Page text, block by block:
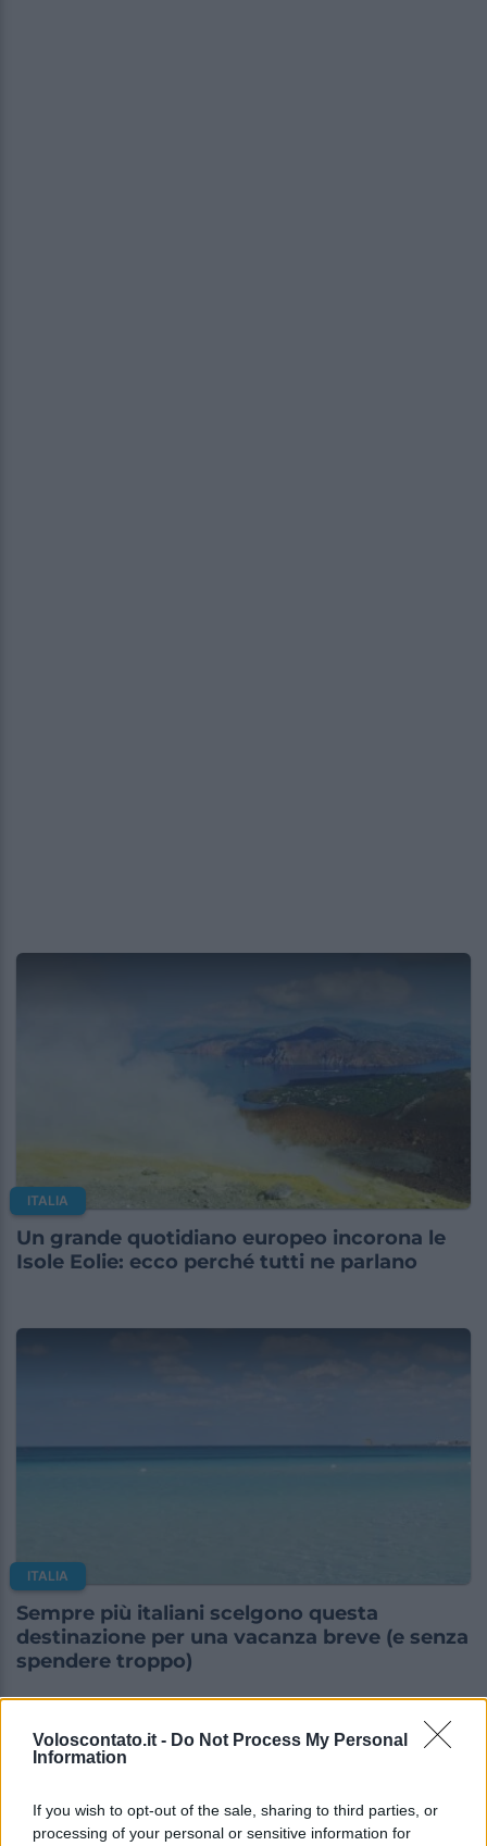
Voloscontato.it - Do Not Process My Personal
Information
If you wish to opt-out of the sale, sharing to third parties, or
processing of your personal or sensitive information for
ITALIA
Un grande quotidiano europeo incorona le
Isole Eolie: ecco perché tutti ne parlano
ITALIA
Sempre più italiani scelgono questa
destinazione per una vacanza breve (e senza
spendere troppo)